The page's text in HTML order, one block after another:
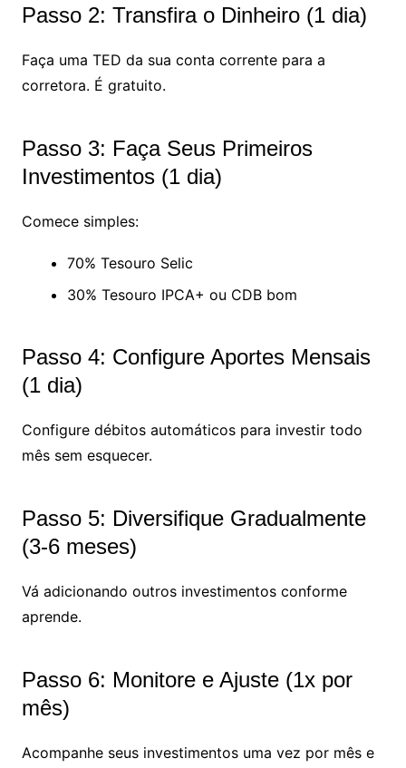
Passo 2: Transfira o Dinheiro (1 dia)
Faça uma TED da sua conta corrente para a
corretora. É gratuito.
Passo 3: Faça Seus Primeiros
Investimentos (1 dia)
Comece simples:
70% Tesouro Selic
30% Tesouro IPCA+ ou CDB bom
Passo 4: Configure Aportes Mensais
(1 dia)
Configure débitos automáticos para investir todo
mês sem esquecer.
Passo 5: Diversifique Gradualmente
(3-6 meses)
Vá adicionando outros investimentos conforme
aprende.
Passo 6: Monitore e Ajuste (1x por
mês)
Acompanhe seus investimentos uma vez por mês e